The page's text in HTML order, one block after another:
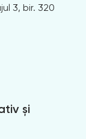
3, bir. 320
și